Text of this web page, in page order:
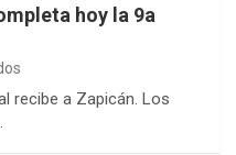
hoy la 9a
recibe a Zapicán. Los